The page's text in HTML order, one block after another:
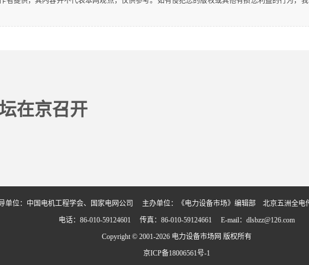
在京召开
单位：中国电机工程学会、国家电网公司 主办单位：《电力设备市场》编辑部 北京五洲全电
电话：86-010-59124601 传真：86-010-59124661 E-mail：dlsbzz@126.com
Copyright © 2001-2026 电力设备市场网 版权所有
京ICP备18006561号-1